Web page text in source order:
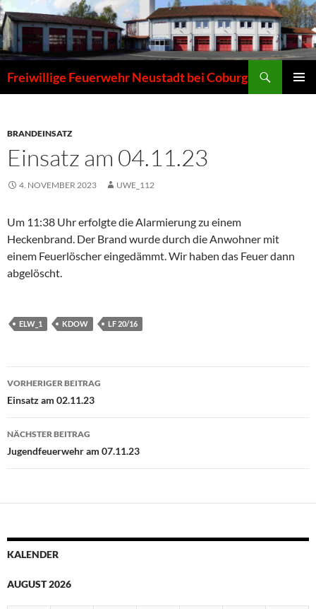
Zum
Inhalt
springen
Freiwillige Feuerwehr Neustadt bei Coburg
BRANDEINSATZ
Einsatz am 04.11.23
4. NOVEMBER 2023 UWE_112
Um 11:38 Uhr erfolgte die Alarmierung zu einem
Heckenbrand. Der Brand wurde durch die Anwohner mit
einem Feuerlöscher eingedämmt. Wir haben das Feuer dann
abgelöscht.
ELW_1 KDOW LF 20/16
Beitragsnavigation
VORHERIGER BEITRAG
Einsatz am 02.11.23
NÄCHSTER BEITRAG
Jugendfeuerwehr am 07.11.23
KALENDER
AUGUST 2026